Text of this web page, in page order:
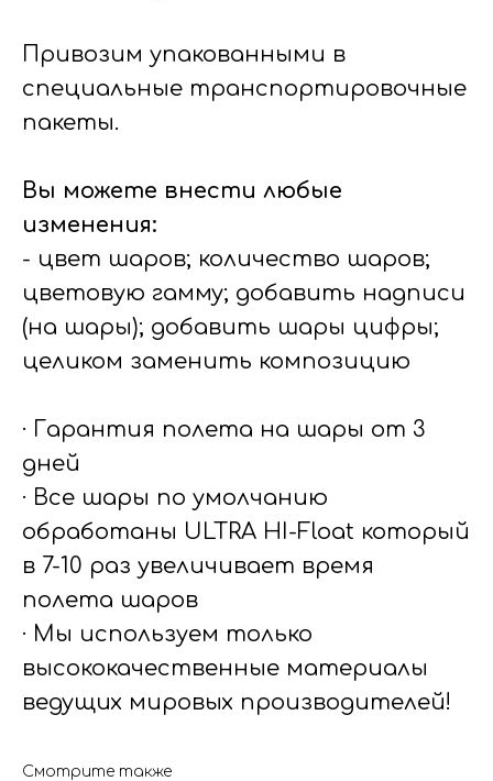
Привозим упакованными в
специальные транспортировочные
пакеты.
Вы можете внести любые
изменения:
- цвет шаров; количество шаров;
цветовую гамму; добавить надписи
(на шары); добавить шары цифры;
целиком заменить композицию
· Гарантия полета на шары от 3
дней
· Все шары по умолчанию
обработаны ULTRA HI-Float который
в 7-10 раз увеличивает время
полета шаров
· Мы используем только
высококачественные материалы
ведущих мировых производителей!
Смотрите также